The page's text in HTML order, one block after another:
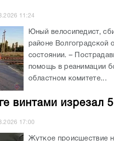
11:24
Юный велосипедист,
районе Волгоградской
состоянии. –
помощь в реанимации
областном комитете...
винтами изрезал
17:00
Жуткое происшествие